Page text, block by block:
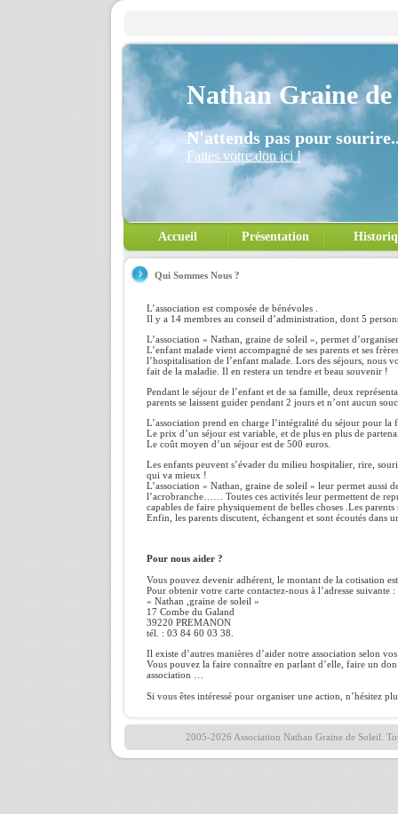
Nathan Graine de
N'attends pas pour
Faites votre don ici !
Accueil Présentation
Qui Sommes Nous ?
L’association est composée de bénévoles .
Il y a 14 membres au conseil d’administration, dont 5
L’association « Nathan, graine de soleil », permet
L’enfant malade vient accompagné de ses parents et ses
l’hospitalisation de l’enfant malade. Lors des séjours, nous
fait de la maladie. Il en restera un tendre et beau souvenir !
Pendant le séjour de l’enfant et de sa famille, deux
parents se laissent guider pendant 2 jours et n’ont aucun
L’association prend en charge l’intégralité du séjour pour
Le prix d’un séjour est variable, et de plus en plus de
Le coût moyen d’un séjour est de 500 euros.
Les enfants peuvent s’évader du milieu hospitalier, rire,
qui va mieux !
L’association « Nathan, graine de soleil » leur permet aussi
l’acrobranche…… Toutes ces activités leur permettent de
capables de faire physiquement de belles choses .Les
Enfin, les parents discutent, échangent et sont écoutés dans
Pour nous aider ?
Vous pouvez devenir adhérent, le montant de la cotisation
Pour obtenir votre carte contactez-nous à l’adresse suivante :
« Nathan ,graine de soleil »
17 Combe du Galand
39220 PREMANON
tél. : 03 84 60 03 38.
Il existe d’autres manières d’aider notre association selon
Vous pouvez la faire connaître en parlant d’elle, faire un
association …
Si vous êtes intéressé pour organiser une action, n’hésitez
2005-2026 Association Nathan Graine de Soleil.